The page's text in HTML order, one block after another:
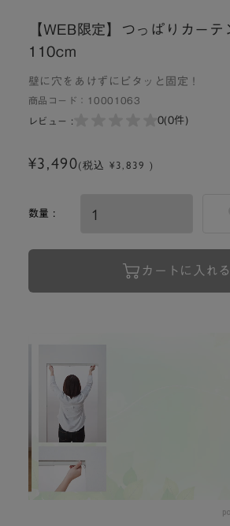
【WEB限定】つっぱりカー
110cm
壁に穴をあけずにピタッと固定！
商品コード： 10001063
レビュー : 0(0件)
¥3,490(税込 ¥3,839 )
数量 :
カートに入れる